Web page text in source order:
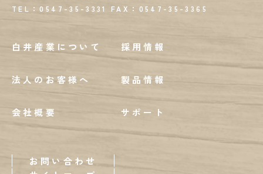
TEL：0547-35-3331
FAX： 0547-35-3365
白井産業について
法人のお客様へ
会社概要
採用情報
製品情報
サポート
お問い合わせ